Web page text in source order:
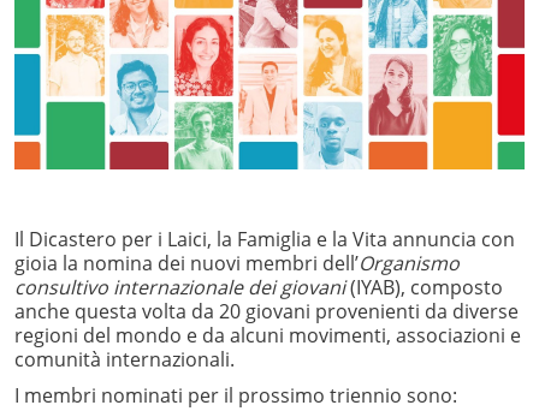
Il Dicastero per i Laici, la Famiglia e la Vita annuncia con
gioia la nomina dei nuovi membri dell’Organismo
consultivo internazionale dei giovani(IYAB), composto
anche questa volta da 20 giovani provenienti da diverse
regioni del mondo e da alcuni movimenti, associazioni e
comunità internazionali.
I membri nominati per il prossimo triennio sono: